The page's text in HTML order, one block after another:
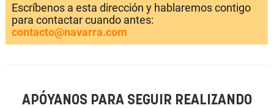
Escríbenos a esta dirección y hablaremos contigo
para contactar cuando antes:
contacto@navarra.com
APÓYANOS PARA SEGUIR REALIZANDO